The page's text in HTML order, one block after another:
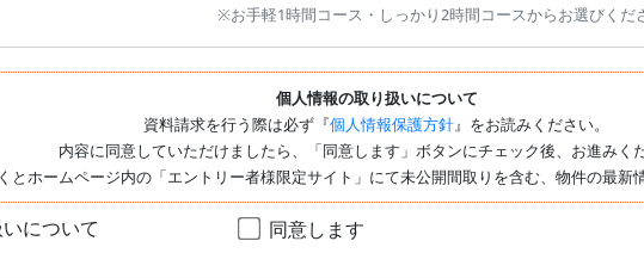
※お手軽1時間コース・しっかり2時間コースからお選びくだ
個人情報の取り扱いについて
資料請求を行う際は必ず『個人情報保護方針』をお読みください。
内容に同意していただけましたら、「同意します」ボタンにチェック後、お進みく
とホームページ内の「エントリー者様限定サイト」にて未公開間取りを含む、物件の最新
について
同意します